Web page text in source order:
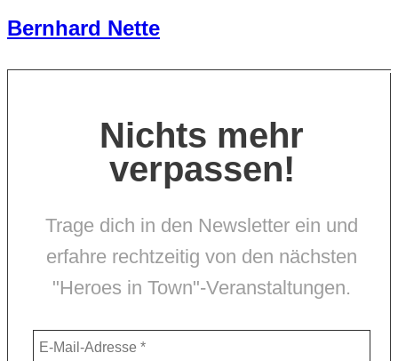
Bernhard Nette
Nichts mehr
verpassen!
Trage dich in den Newsletter ein und
erfahre rechtzeitig von den nächsten
"Heroes in Town"-Veranstaltungen.